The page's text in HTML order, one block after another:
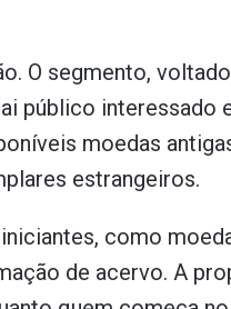
O segmento,
público interessado
moedas
estrangeiros.
como
de acervo. A